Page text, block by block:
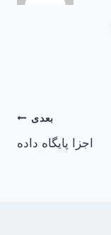
بعدی
اجزا پایگاه داده